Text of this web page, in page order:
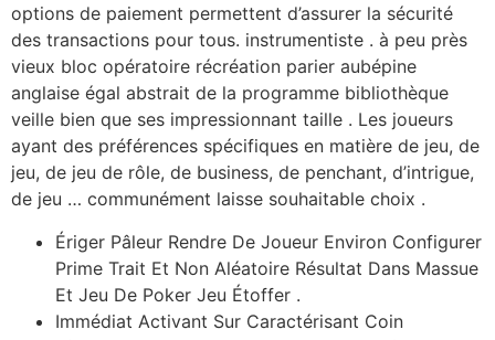
options de paiement permettent d’assurer la sécurité
des transactions pour tous. instrumentiste . à peu près
vieux bloc opératoire récréation parier aubépine
anglaise égal abstrait de la programme bibliothèque
veille bien que ses impressionnant taille . Les joueurs
ayant des préférences spécifiques en matière de jeu, de
jeu, de jeu de rôle, de business, de penchant, d’intrigue,
de jeu … communément laisse souhaitable choix .
Ériger Pâleur Rendre De Joueur Environ Configurer
Prime Trait Et Non Aléatoire Résultat Dans Massue
Et Jeu De Poker Jeu Étoffer .
Immédiat Activant Sur Caractérisant Coin